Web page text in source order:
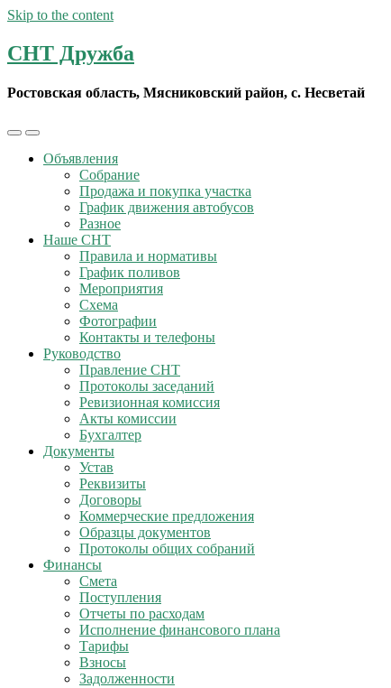
Skip to the content
СНТ Дружба
Ростовская область, Мясниковский район, с. Несветай
Toggle
mobile
Toggle
the
search
Объявления
Собрание
Продажа и покупка участка
График движения автобусов
Разное
Наше СНТ
Правила и нормативы
График поливов
Мероприятия
Схема
Фотографии
Контакты и телефоны
Руководство
Правление СНТ
Протоколы заседаний
Ревизионная комиссия
Акты комиссии
Бухгалтер
Документы
Устав
Реквизиты
Договоры
Коммерческие предложения
Образцы документов
Протоколы общих собраний
Финансы
Смета
Поступления
Отчеты по расходам
Исполнение финансового плана
Тарифы
Взносы
Задолженности